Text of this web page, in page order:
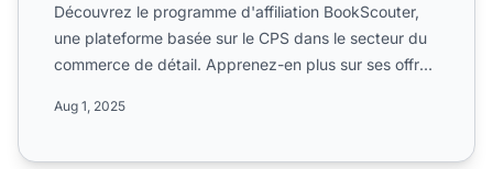
Découvrez le programme d'affiliation BookScouter,
une plateforme basée sur le CPS dans le secteur du
commerce de détail. Apprenez-en plus sur ses offres
Aug 1, 2025